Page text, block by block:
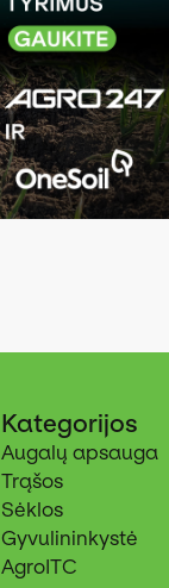
Kategorijos
Augalų apsauga
Trąšos
Sėklos
Gyvulininkystė
AgroITC